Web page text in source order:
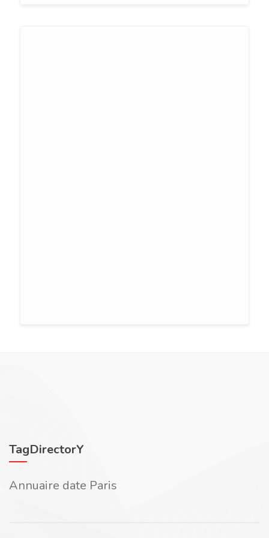
TagDirectorY
Annuaire date Paris